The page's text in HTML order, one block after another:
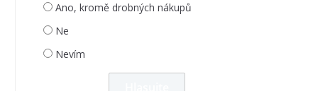
Ano, kromě drobných nákupů
Ne
Nevím